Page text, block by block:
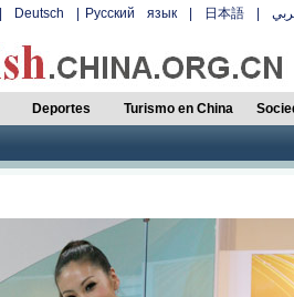
Deutsch Русский язык 日本語
Deportes Turismo en China